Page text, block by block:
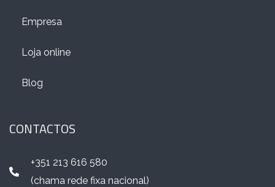
Empresa
Loja online
Blog
CONTACTOS
+351 213 616 580
(chama rede fixa nacional)